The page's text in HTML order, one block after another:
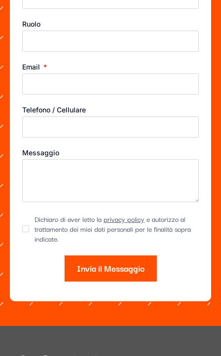
Ruolo
Email
Telefono / Cellulare
Messaggio
Dichiaro di aver letto laprivacy policy e autorizzo al
trattamento dei miei dati personali per le finalità sopra
indicate.
Invia il Messaggio